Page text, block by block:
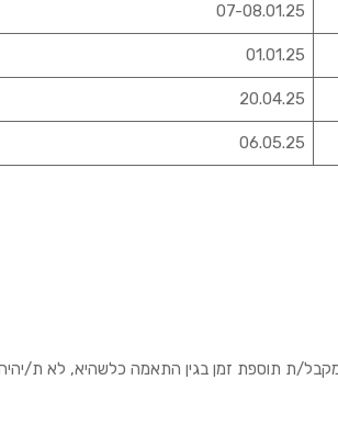
07-08.01.25
01.01.25
20.04.25
06.05.25